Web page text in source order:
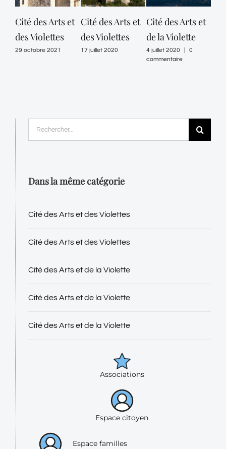
Cité des Arts et
des Violettes
29 octobre 2021
Cité des Arts et
des Violettes
17 juillet 2020
Cité des Arts et
de la Violette
4 juillet 2020
0
commentaire
Dans la même catégorie
Cité des Arts et des Violettes
Cité des Arts et des Violettes
Cité des Arts et de la Violette
Cité des Arts et de la Violette
Cité des Arts et de la Violette
Associations
Espace citoyen
Espace familles